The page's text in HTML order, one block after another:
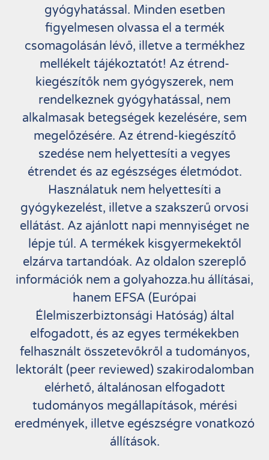
gyógyhatással. Minden esetben
figyelmesen olvassa el a termék
csomagolásán lévő, illetve a termékhez
mellékelt tájékoztatót! Az étrend-
kiegészítők nem gyógyszerek, nem
rendelkeznek gyógyhatással, nem
alkalmasak betegségek kezelésére, sem
megelőzésére. Az étrend-kiegészítő
szedése nem helyettesíti a vegyes
étrendet és az egészséges életmódot.
Használatuk nem helyettesíti a
gyógykezelést, illetve a szakszerű orvosi
ellátást. Az ajánlott napi mennyiséget ne
lépje túl. A termékek kisgyermekektől
elzárva tartandóak. Az oldalon szereplő
információk nem a golyahozza.hu állításai,
hanem EFSA (Európai
Élelmiszerbiztonsági Hatóság) által
elfogadott, és az egyes termékekben
felhasznált összetevőkről a tudományos,
lektorált (peer reviewed) szakirodalomban
elérhető, általánosan elfogadott
tudományos megállapítások, mérési
eredmények, illetve egészségre vonatkozó
állítások.